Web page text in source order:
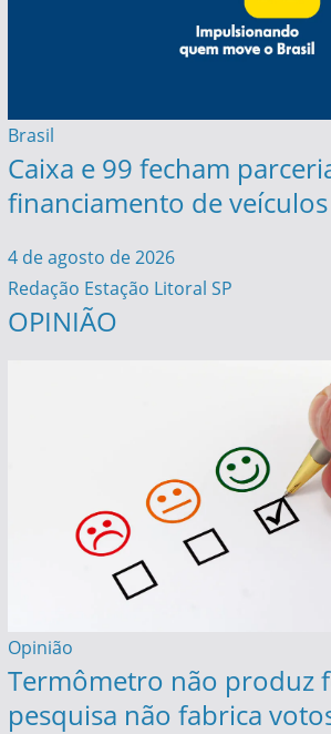
Brasil
Caixa e 99 fecham
financiamento de veículos
4 de agosto de 2026
Redação Estação Litoral SP
OPINIÃO
Opinião
Termômetro não produz
pesquisa não fabrica